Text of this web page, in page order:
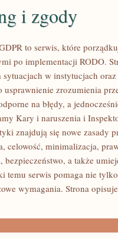
i zgody
to serwis, które
po implementacji RODO.
sytuacjach w instytucjach
usprawnienie zrozumienia
na błędy, a
Kary i naruszenia i
znajdują się nowe zasady
celowość, minimalizacja,
bezpieczeństwo, a także
temu serwis pomaga nie
wymagania. Strona